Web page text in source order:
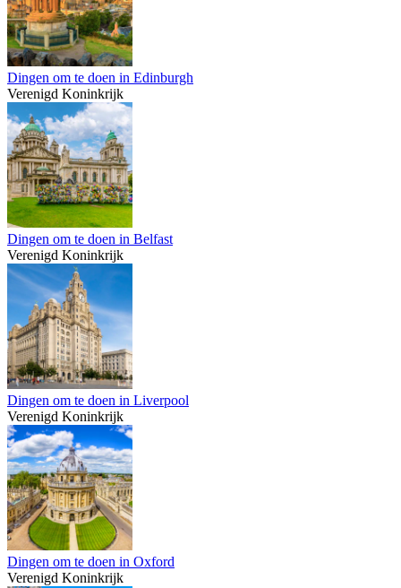
Dingen om te doen in Edinburgh
Verenigd Koninkrijk
Dingen om te doen in Belfast
Verenigd Koninkrijk
Dingen om te doen in Liverpool
Verenigd Koninkrijk
Dingen om te doen in Oxford
Verenigd Koninkrijk